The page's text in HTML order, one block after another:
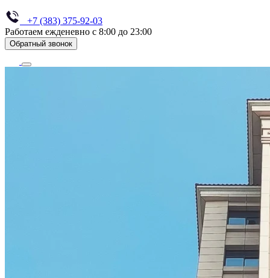
+7 (383) 375-92-03
Работаем ежденевно с 8:00 до 23:00
Обратный звонок